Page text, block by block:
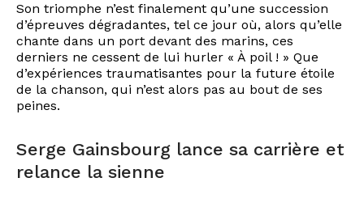
Son triomphe n’est finalement qu’une succession
d’épreuves dégradantes, tel ce jour où, alors qu’elle
chante dans un port devant des marins, ces
derniers ne cessent de lui hurler « À poil ! » Que
d’expériences traumatisantes pour la future étoile
de la chanson, qui n’est alors pas au bout de ses
peines.
Serge Gainsbourg lance sa carrière et
relance la sienne